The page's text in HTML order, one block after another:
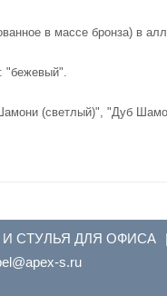
в массе бронза) в
"бежевый".
(светлый)", "Дуб
СТУЛЬЯ ДЛЯ ОФИСА |
xepa@lebem